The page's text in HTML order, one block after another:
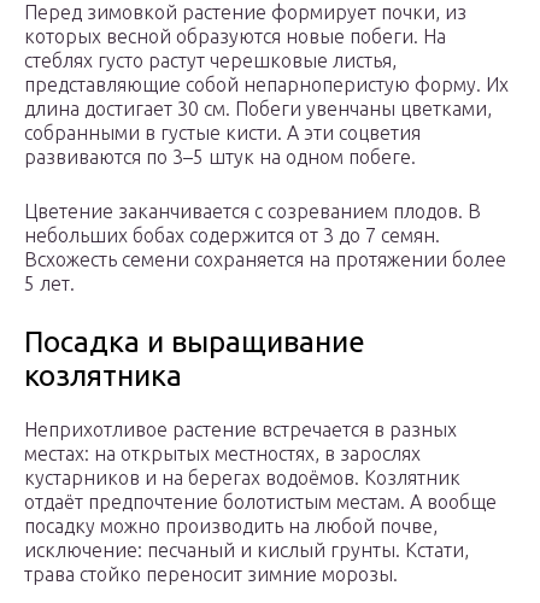
Перед зимовкой растение формирует почки, из
которых весной образуются новые побеги. На
стеблях густо растут черешковые листья,
представляющие собой непарноперистую форму. Их
длина достигает 30 см. Побеги увенчаны цветками,
собранными в густые кисти. А эти соцветия
развиваются по 3–5 штук на одном побеге.
Цветение заканчивается с созреванием плодов. В
небольших бобах содержится от 3 до 7 семян.
Всхожесть семени сохраняется на протяжении более
5 лет.
Посадка и выращивание
козлятника
Неприхотливое растение встречается в разных
местах: на открытых местностях, в зарослях
кустарников и на берегах водоёмов. Козлятник
отдаёт предпочтение болотистым местам. А вообще
посадку можно производить на любой почве,
исключение: песчаный и кислый грунты. Кстати,
трава стойко переносит зимние морозы.